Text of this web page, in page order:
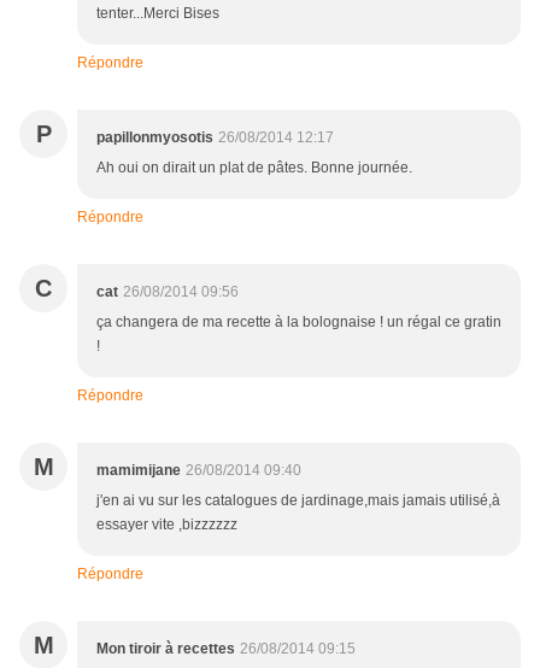
tenter...Merci Bises
Répondre
P papillonmyosotis 26/08/2014 12:17
Ah oui on dirait un plat de pâtes. Bonne journée.
Répondre
C cat 26/08/2014 09:56
ça changera de ma recette à la bolognaise ! un régal ce gratin
!
Répondre
M mamimijane 26/08/2014 09:40
j'en ai vu sur les catalogues de jardinage,mais jamais utilisé,à
essayer vite ,bizzzzzz
Répondre
M Mon tiroir à recettes 26/08/2014 09:15